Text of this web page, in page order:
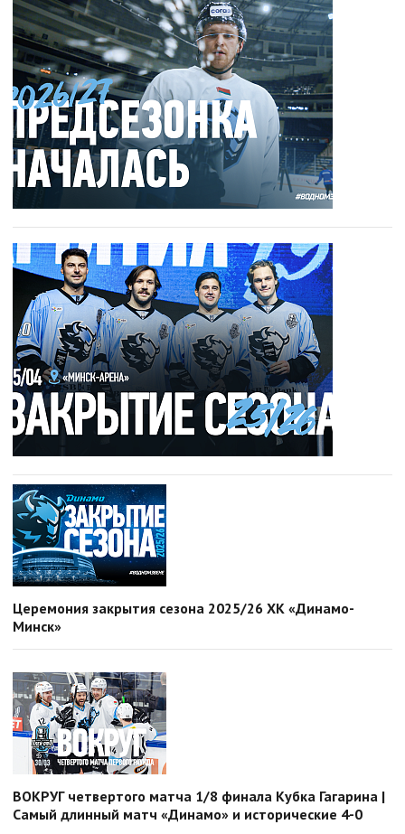
Церемония закрытия сезона 2025/26 ХК «Динамо-
Минск»
ВОКРУГ четвертого матча 1/8 финала Кубка Гагарина |
Самый длинный матч «Динамо» и исторические 4-0